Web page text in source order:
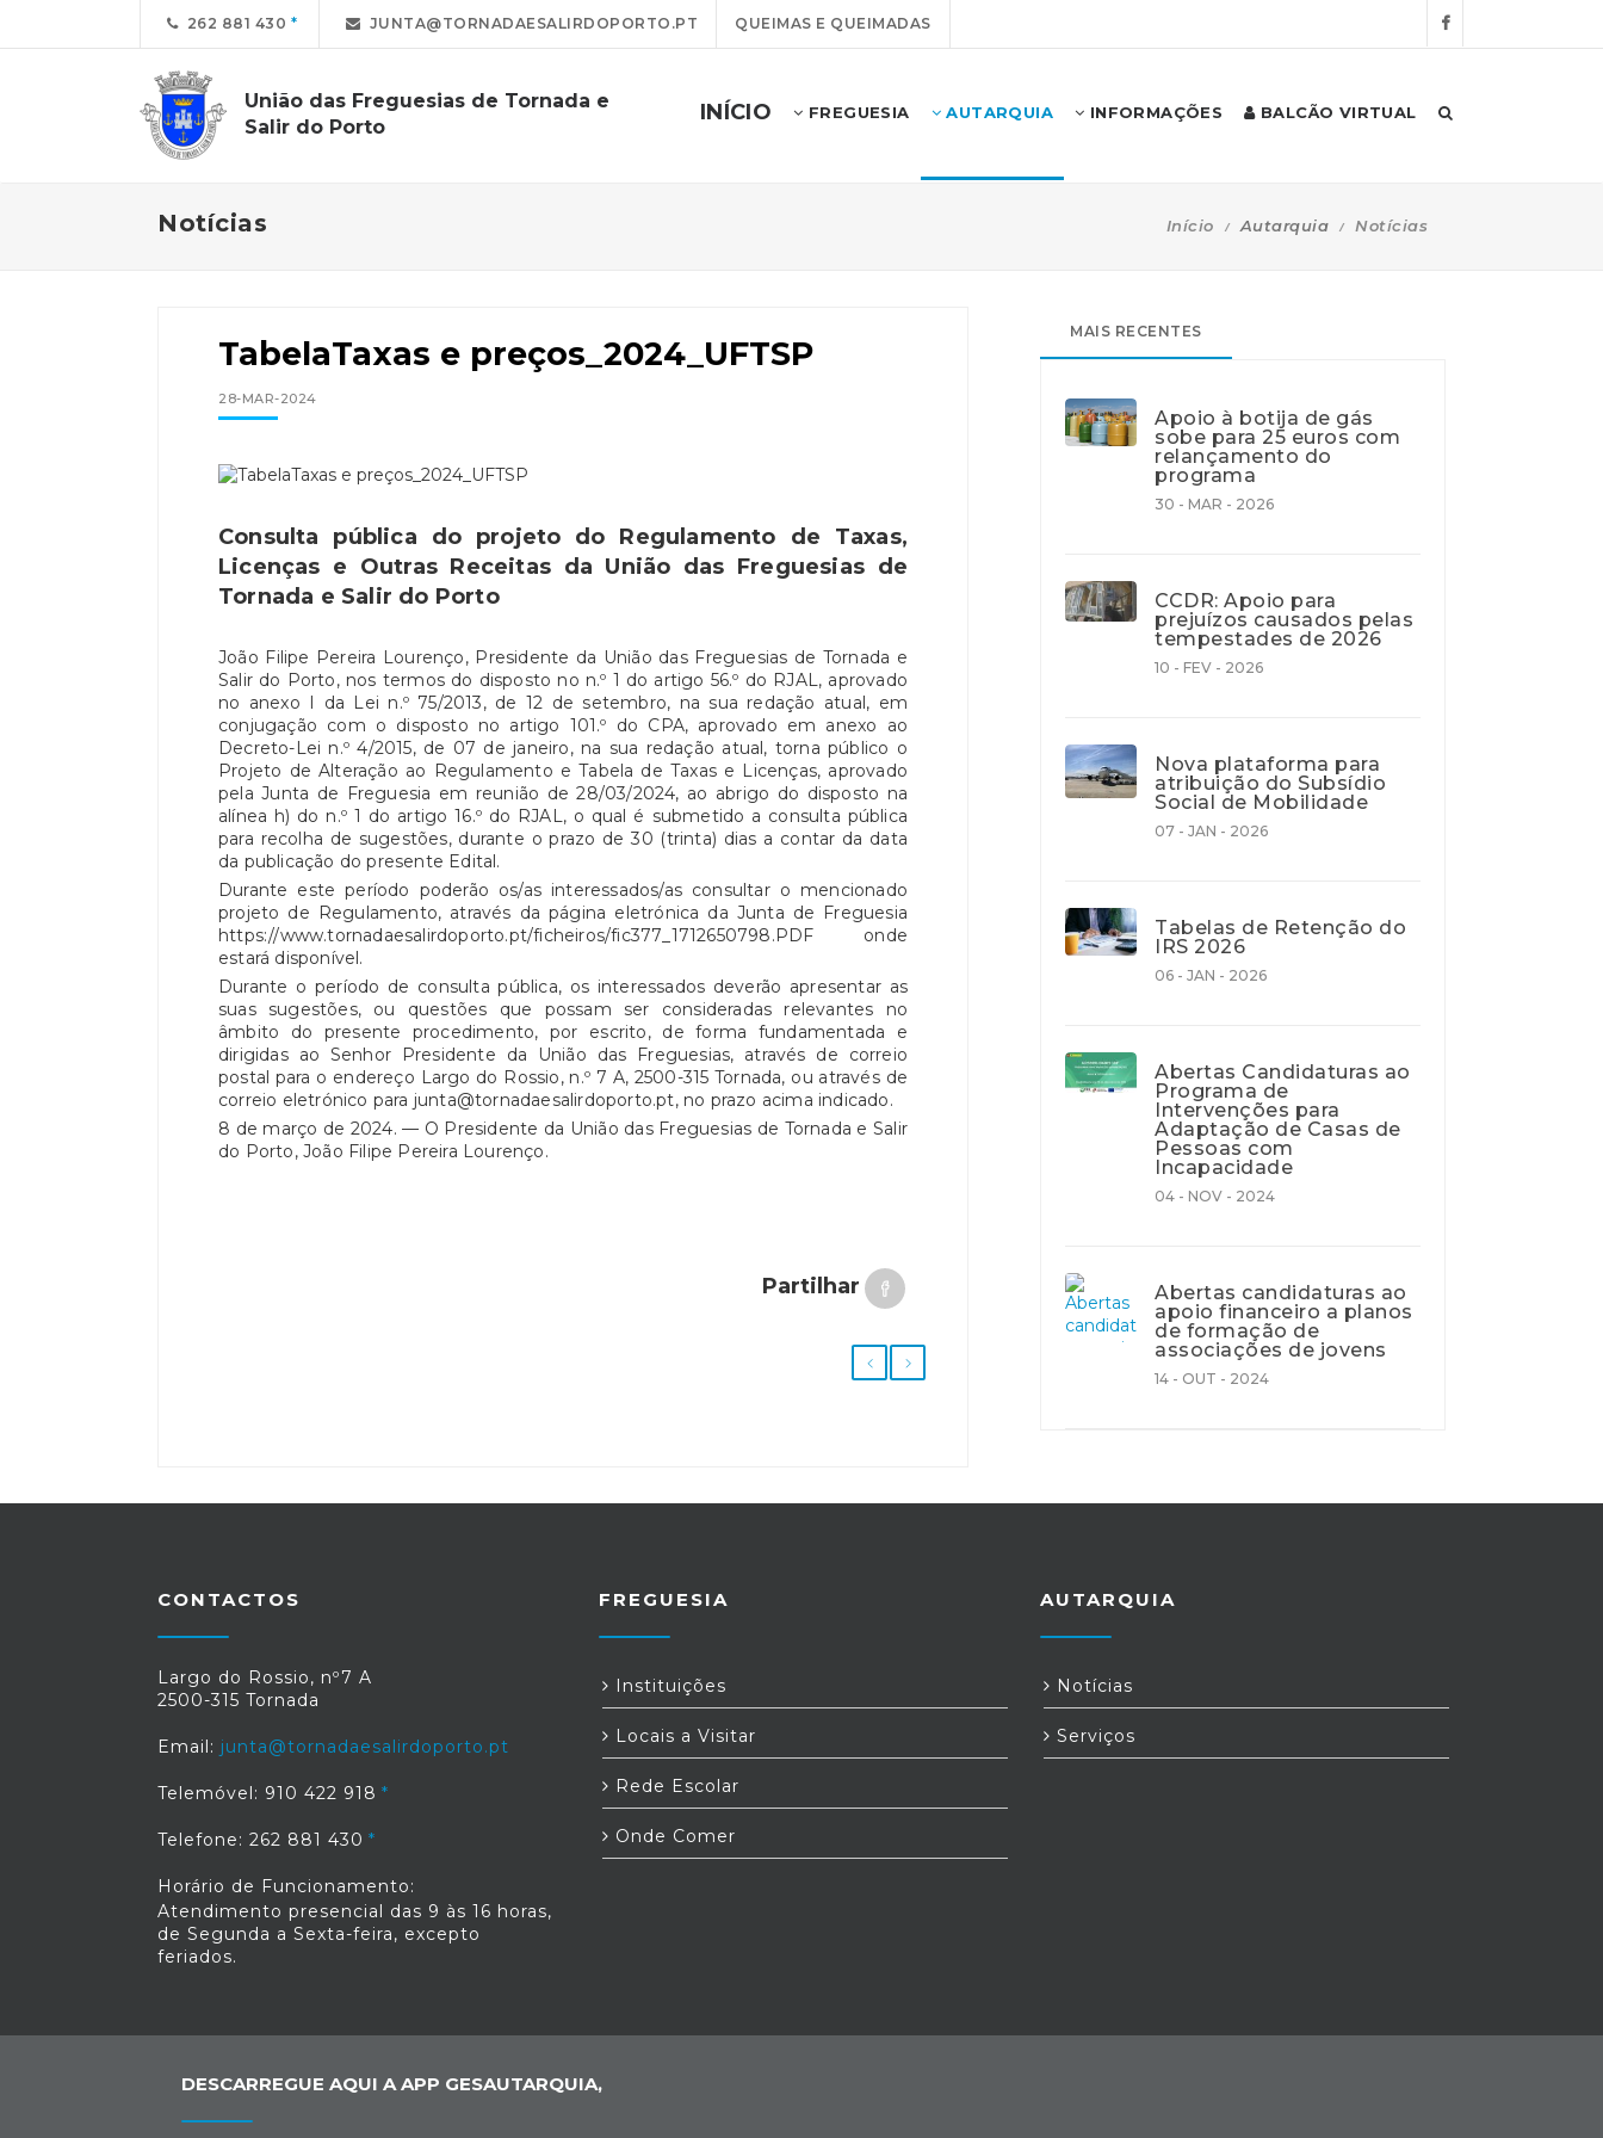
262 881 430 JUNTA@TORNADAESALIRDOPORTO.PT QUEIMAS E QUEIMADAS
União das Freguesias de Tornada e
Salir do Porto
INÍCIO FREGUESIA AUTARQUIA INFORMAÇÕES BALCÃO VIRTUAL
Notícias Início Autarquia Notícias
TabelaTaxas e preços_2024_UFTSP
28-MAR-2024
Consulta pública do projeto do Regulamento de Taxas,
Licenças e Outras Receitas da União das Freguesias de
Tornada e Salir do Porto
João Filipe Pereira Lourenço, Presidente da União das Freguesias de Tornada e
Salir do Porto, nos termos do disposto no n.º 1 do artigo 56.º do RJAL, aprovado
no anexo I da Lei n.º 75/2013, de 12 de setembro, na sua redação atual, em
conjugação com o disposto no artigo 101.º do CPA, aprovado em anexo ao
Decreto-Lei n.º 4/2015, de 07 de janeiro, na sua redação atual, torna público o
Projeto de Alteração ao Regulamento e Tabela de Taxas e Licenças, aprovado
pela Junta de Freguesia em reunião de 28/03/2024, ao abrigo do disposto na
alínea h) do n.º 1 do artigo 16.º do RJAL, o qual é submetido a consulta pública
para recolha de sugestões, durante o prazo de 30 (trinta) dias a contar da data
da publicação do presente Edital.
Durante este período poderão os/as interessados/as consultar o mencionado
projeto de Regulamento, através da página eletrónica da Junta de Freguesia
https://www.tornadaesalirdoporto.pt/ficheiros/fic377_1712650798.PDF onde
estará disponível.
Durante o período de consulta pública, os interessados deverão apresentar as
suas sugestões, ou questões que possam ser consideradas relevantes no
âmbito do presente procedimento, por escrito, de forma fundamentada e
dirigidas ao Senhor Presidente da União das Freguesias, através de correio
postal para o endereço Largo do Rossio, n.º 7 A, 2500-315 Tornada, ou através de
correio eletrónico para junta@tornadaesalirdoporto.pt, no prazo acima indicado.
8 de março de 2024. — O Presidente da União das Freguesias de Tornada e Salir
do Porto, João Filipe Pereira Lourenço.
Partilhar
MAIS RECENTES
Apoio à botija de gás
sobe para 25 euros com
relançamento do
programa
30 - MAR - 2026
CCDR: Apoio para
prejuízos causados pelas
tempestades de 2026
10 - FEV - 2026
Nova plataforma para
atribuição do Subsídio
Social de Mobilidade
07 - JAN - 2026
Tabelas de Retenção do
IRS 2026
06 - JAN - 2026
Abertas Candidaturas ao
Programa de
Intervenções para
Adaptação de Casas de
Pessoas com
Incapacidade
04 - NOV - 2024
Abertas candidaturas ao
apoio financeiro a planos
de formação de
associações de jovens
14 - OUT - 2024
CONTACTOS
Largo do Rossio, nº7 A
2500-315 Tornada
Email: junta@tornadaesalirdoporto.pt
Telemóvel: 910 422 918
Telefone: 262 881 430
Horário de Funcionamento:
Atendimento presencial das 9 às 16 horas,
de Segunda a Sexta-feira, excepto
feriados.
FREGUESIA
Instituições
Locais a Visitar
Rede Escolar
Onde Comer
AUTARQUIA
Notícias
Serviços
DESCARREGUE AQUI A APP GESAUTARQUIA,